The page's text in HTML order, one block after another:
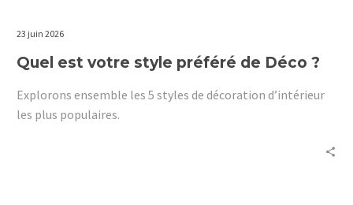
23 juin 2026
Quel est votre style préféré de Déco ?
Explorons ensemble les 5 styles de décoration d’intérieur
les plus populaires.